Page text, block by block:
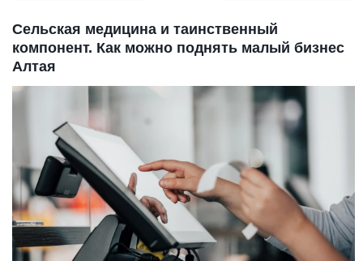
Сельская медицина и таинственный
компонент. Как можно поднять малый бизнес
Алтая